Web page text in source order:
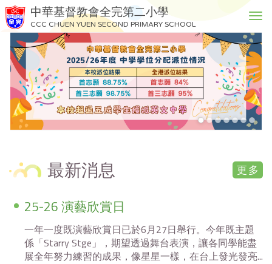
中華基督教會全完第二小學
CCC CHUEN YUEN SECOND PRIMARY SCHOOL
T
o
g
g
l
e
n
a
v
a
t
最新消息 更多
25-26 演藝欣賞日
一年一度既演藝欣賞日已於6月27日舉行。今年既主題
係「Starry Stge」，期望透過舞台表演，讓各同學能盡
展全年努力練習的成果，像星星一樣，在台上發光發亮...